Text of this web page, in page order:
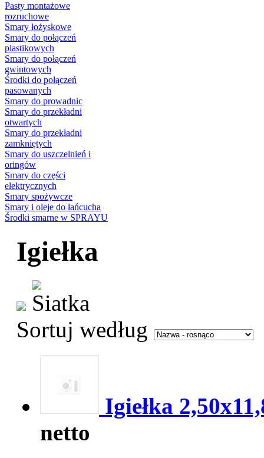
Pasty montażowe
rozruchowe
Smary łożyskowe
Smary do połączeń
plastikowych
Smary do połączeń
gwintowych
Środki do połączeń
pasowanych
Smary do prowadnic
Smary do przekładni
otwartych
Smary do przekładni
zamkniętych
Smary do uszczelnień i
oringów
Smary do części
elektrycznych
Smary spożywcze
Smary i oleje do łańcucha
Środki smarne w SPRAYU
Igiełka
Sortuj według
Igiełka
netto